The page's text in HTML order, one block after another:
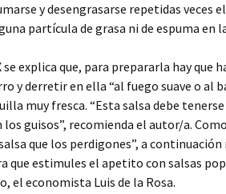
y desengrasarse repetidas veces
partícula de grasa ni de espuma en
explica que, para prepararla hay que
y derretir en ella “al fuego suave o al
muy fresca. “Esta salsa debe
guisos”, recomienda el autor/a.
que los perdigones”, a
que estimules el apetito con salsas
el economista Luis de la Rosa.